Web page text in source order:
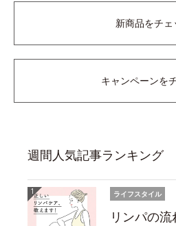
新商品をチェ
キャンペーンを
週間人気記事ランキング
ライフスタイル
リンパの